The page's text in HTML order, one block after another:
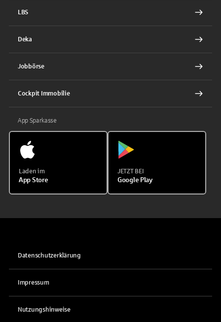
LBS
Deka
Jobbörse
Cockpit Immobilie
App Sparkasse
Laden im
App Store
JETZT BEI
Google Play
Datenschutzerklärung
Impressum
Nutzungshinweise